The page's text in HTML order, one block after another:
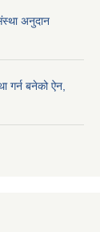
अनुदान
गर्न बनेको ऐन,